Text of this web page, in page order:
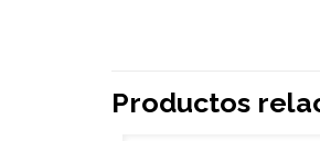
Productos